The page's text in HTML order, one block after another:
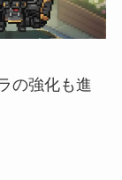
の強化も進